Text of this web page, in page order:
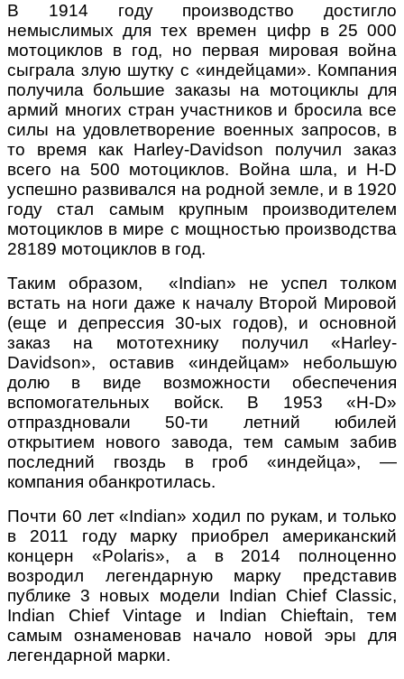
В 1914 году производство достигло
немыслимых для тех времен цифр в 25 000
мотоциклов в год, но первая мировая война
сыграла злую шутку с «индейцами». Компания
получила большие заказы на мотоциклы для
армий многих стран участников и бросила все
силы на удовлетворение военных запросов, в
то время как Harley-Davidson получил заказ
всего на 500 мотоциклов. Война шла, и H-D
успешно развивался на родной земле, и в 1920
году стал самым крупным производителем
мотоциклов в мире с мощностью производства
28189 мотоциклов в год.
Таким образом, «Indian» не успел толком
встать на ноги даже к началу Второй Мировой
(еще и депрессия 30-ых годов), и основной
заказ на мототехнику получил «Harley-
Davidson», оставив «индейцам» небольшую
долю в виде возможности обеспечения
вспомогательных войск. В 1953 «H-D»
отпраздновали 50-ти летний юбилей
открытием нового завода, тем самым забив
последний гвоздь в гроб «индейца», —
компания обанкротилась.
Почти 60 лет «Indian» ходил по рукам, и только
в 2011 году марку приобрел американский
концерн «Polaris», а в 2014 полноценно
возродил легендарную марку представив
публике 3 новых модели Indian Chief Classic,
Indian Chief Vintage и Indian Chieftain, тем
самым ознаменовав начало новой эры для
легендарной марки.